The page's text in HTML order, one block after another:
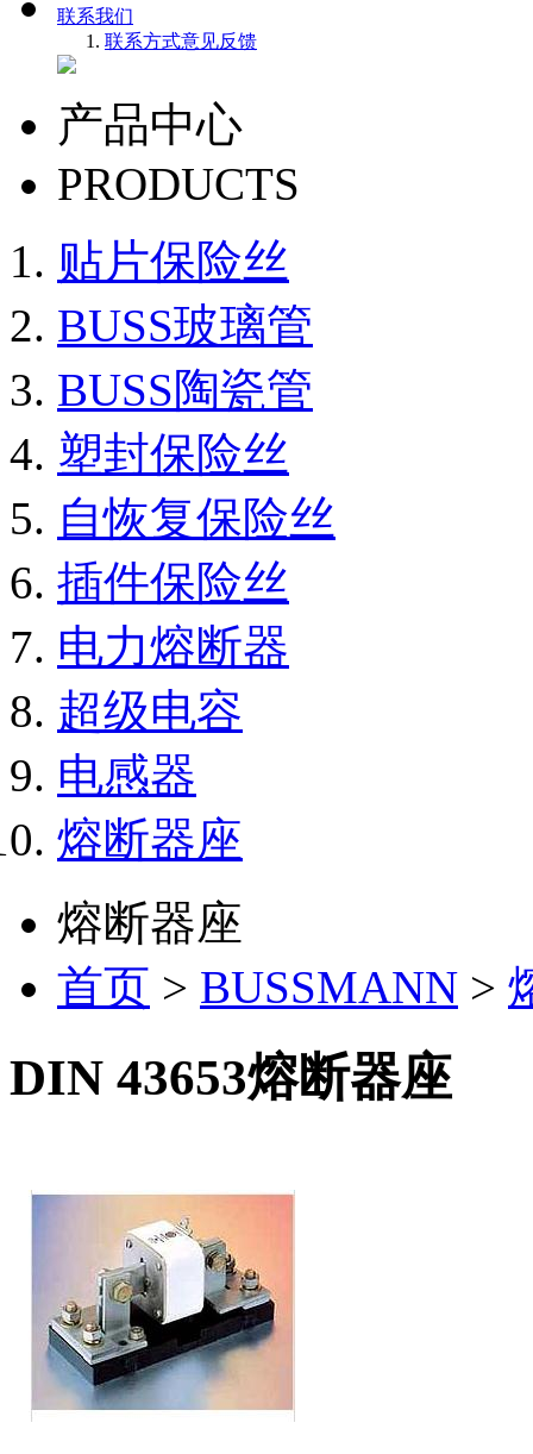
联系我们
联系方式意见反馈
产品中心
PRODUCTS
贴片保险丝
BUSS玻璃管
BUSS陶瓷管
塑封保险丝
自恢复保险丝
插件保险丝
电力熔断器
超级电容
电感器
熔断器座
熔断器座
首页 > BUSSMANN >
DIN 43653熔断器座